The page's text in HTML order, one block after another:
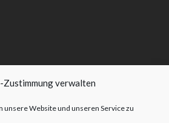
Zustimmung verwalten
unsere Website und unseren Service zu